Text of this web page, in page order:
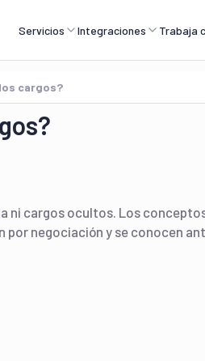
Servicios Integraciones Trabaja
cargos?
ni cargos ocultos. Los
negociación y se conocen